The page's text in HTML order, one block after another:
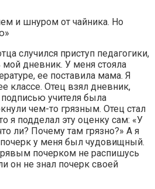
случился приступ педагогики,
мой дневник. У меня стояла
ее поставила мама. Я
классе. Отец взял дневник,
учителя была
чем-то грязным. Отец стал
я подделал эту оценку сам: «У
ли? Почему там грязно?» А я
у меня был чудовищный.
почерком не распишусь
он не знал почерк своей